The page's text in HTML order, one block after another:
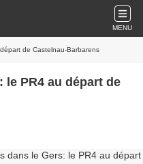
MENU
de Castelnau-Barbarens
le PR4 au départ de